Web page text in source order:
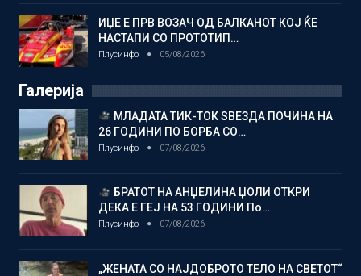
ИЏЕ Е ПРВ ВОЗАЧ ОД БАЛКАНОТ КОЈ ЌЕ
НАСТАПИ СО ПРОТОТИП…
Плусинфо 05/08/2026
Галерија
МЛАДАТА ТИК-ТОК ЅВЕЗДА ПОЧИНА НА
26 ГОДИНИ ПО БОРБА СО…
Плусинфо 07/08/2026
БРАТОТ НА АНЏЕЛИНА ЏОЛИ ОТКРИ
ДЕКА Е ГЕЈ НА 53 ГОДИНИ По…
Плусинфо 07/08/2026
„ЖЕНАТА СО НАЈДОБРОТО ТЕЛО НА СВЕТОТ“